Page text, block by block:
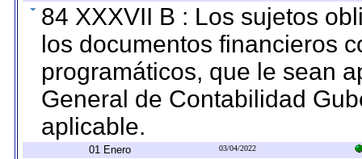
84 XXXVII B : Los sujetos
los documentos financieros
programáticos, que le sean
General de Contabilidad
aplicable.
01 Enero 03/04/2022